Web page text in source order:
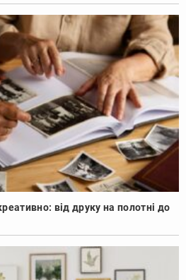
від друку на полотні до